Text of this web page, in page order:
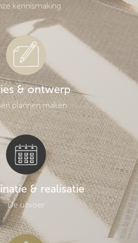
kennismaking
& ontwerp
plannen maken
& realisatie
De uitvoer